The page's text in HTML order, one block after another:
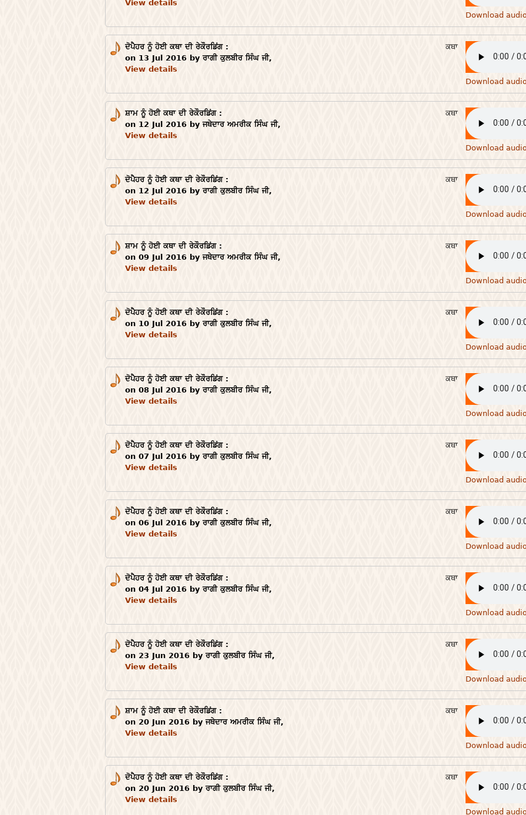
View details
Download
ਦੋਪੈਹਰ ਨੂੰ ਹੋਈ ਕਥਾ ਦੀ ਰੇਕੌਰਡਿਂਗ :
on 13 Jul 2016 by ਰਾਗੀ ਕੁਲਬੀਰ ਸਿੰਘ ਜੀ,
View details
Download
ਕਥਾ
ਸ਼ਾਮ ਨੂੰ ਹੋਈ ਕਥਾ ਦੀ ਰੇਕੌਰਡਿਂਗ :
on 12 Jul 2016 by ਜਥੇਦਾਰ ਅਮਰੀਕ ਸਿੰਘ ਜੀ,
View details
Download
ਕਥਾ
ਦੋਪੈਹਰ ਨੂੰ ਹੋਈ ਕਥਾ ਦੀ ਰੇਕੌਰਡਿਂਗ :
on 12 Jul 2016 by ਰਾਗੀ ਕੁਲਬੀਰ ਸਿੰਘ ਜੀ,
View details
Download
ਕਥਾ
ਸ਼ਾਮ ਨੂੰ ਹੋਈ ਕਥਾ ਦੀ ਰੇਕੌਰਡਿਂਗ :
on 09 Jul 2016 by ਜਥੇਦਾਰ ਅਮਰੀਕ ਸਿੰਘ ਜੀ,
View details
Download
ਕਥਾ
ਦੋਪੈਹਰ ਨੂੰ ਹੋਈ ਕਥਾ ਦੀ ਰੇਕੌਰਡਿਂਗ :
on 10 Jul 2016 by ਰਾਗੀ ਕੁਲਬੀਰ ਸਿੰਘ ਜੀ,
View details
Download
ਕਥਾ
ਦੋਪੈਹਰ ਨੂੰ ਹੋਈ ਕਥਾ ਦੀ ਰੇਕੌਰਡਿਂਗ :
on 08 Jul 2016 by ਰਾਗੀ ਕੁਲਬੀਰ ਸਿੰਘ ਜੀ,
View details
Download
ਕਥਾ
ਦੋਪੈਹਰ ਨੂੰ ਹੋਈ ਕਥਾ ਦੀ ਰੇਕੌਰਡਿਂਗ :
on 07 Jul 2016 by ਰਾਗੀ ਕੁਲਬੀਰ ਸਿੰਘ ਜੀ,
View details
Download
ਕਥਾ
ਦੋਪੈਹਰ ਨੂੰ ਹੋਈ ਕਥਾ ਦੀ ਰੇਕੌਰਡਿਂਗ :
on 06 Jul 2016 by ਰਾਗੀ ਕੁਲਬੀਰ ਸਿੰਘ ਜੀ,
View details
Download
ਕਥਾ
ਦੋਪੈਹਰ ਨੂੰ ਹੋਈ ਕਥਾ ਦੀ ਰੇਕੌਰਡਿਂਗ :
on 04 Jul 2016 by ਰਾਗੀ ਕੁਲਬੀਰ ਸਿੰਘ ਜੀ,
View details
Download
ਕਥਾ
ਦੋਪੈਹਰ ਨੂੰ ਹੋਈ ਕਥਾ ਦੀ ਰੇਕੌਰਡਿਂਗ :
on 23 Jun 2016 by ਰਾਗੀ ਕੁਲਬੀਰ ਸਿੰਘ ਜੀ,
View details
Download
ਕਥਾ
ਸ਼ਾਮ ਨੂੰ ਹੋਈ ਕਥਾ ਦੀ ਰੇਕੌਰਡਿਂਗ :
on 20 Jun 2016 by ਜਥੇਦਾਰ ਅਮਰੀਕ ਸਿੰਘ ਜੀ,
View details
Download
ਕਥਾ
ਦੋਪੈਹਰ ਨੂੰ ਹੋਈ ਕਥਾ ਦੀ ਰੇਕੌਰਡਿਂਗ :
on 20 Jun 2016 by ਰਾਗੀ ਕੁਲਬੀਰ ਸਿੰਘ ਜੀ,
View details
Download
ਕਥਾ